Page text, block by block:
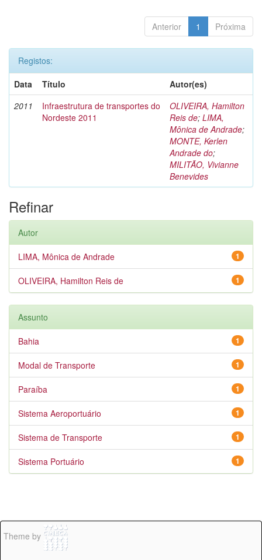
Anterior 1 Próxima
Registos:
Data
Título
Autor(es)
2011
Infraestrutura de transportes do
Nordeste 2011
OLIVEIRA, Hamilton
Reis de; LIMA,
Mônica de Andrade;
MONTE, Kerlen
Andrade do;
MILITÃO, Vivianne
Benevides
Refinar
Autor
1
LIMA, Mônica de Andrade
1
OLIVEIRA, Hamilton Reis de
Assunto
1
Bahia
1
Modal de Transporte
1
Paraíba
1
Sistema Aeroportuário
1
Sistema de Transporte
1
Sistema Portuário
Theme by